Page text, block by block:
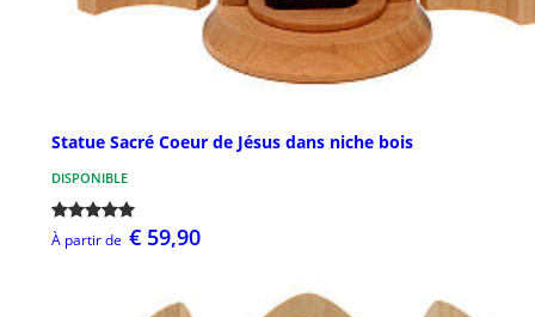
Statue Sacré Coeur de Jésus dans niche bois
DISPONIBLE
À partir de € 59,90